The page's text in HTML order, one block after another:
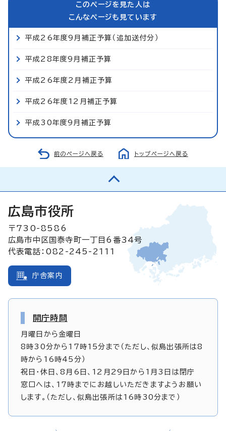
このページを見た人は
こんなページも見ています
平成26年度9月補正予算（追加送付分）
平成28年度9月補正予算
平成26年度2月補正予算
平成26年度12月補正予算
平成30年度9月補正予算
前のページへ戻る トップページへ戻る
広島市役所
〒730-8586
広島市中区国泰寺町一丁目6番34号
代表電話：082-245-2111
庁舎案内
開庁時間
月曜日から金曜日
8時30分から17時15分まで（ただし、似島出張所は8
時から16時45分）
祝日・休日、8月6日、12月29日から1月3日は閉庁
窓口へは、17時までにお越しいただきますようお願い
します。（ただし、似島出張所は16時30分まで）